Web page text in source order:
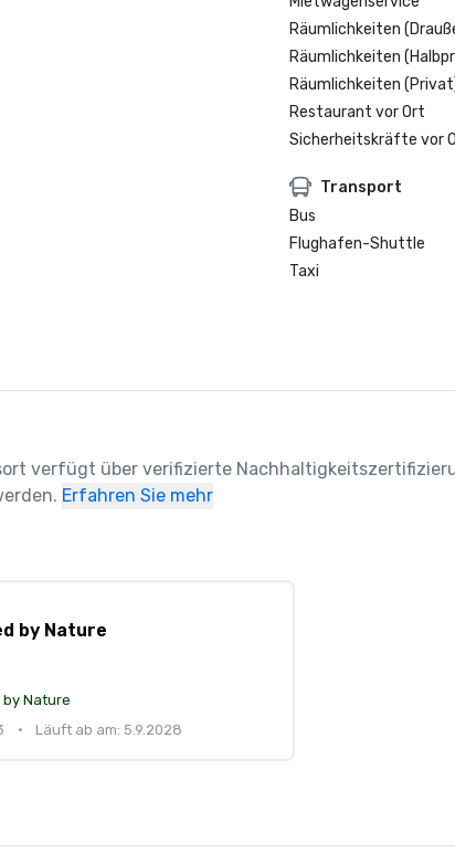
Räumlichkeiten
Räumlichkeiten
Räumlichkeiten
Restaurant vor Ort
Sicherheitskräfte vor
Transport
Bus
Flughafen-Shuttle
Taxi
verfügt über verifizierte
Erfahren Sie mehr
by Nature
Nature
• Läuft ab am: 5.9.2028